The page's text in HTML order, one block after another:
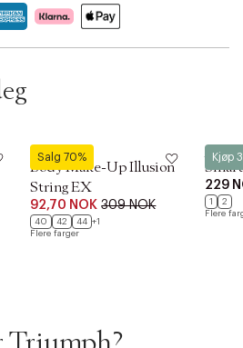
Salg 70%
Triumph
Body Make-Up Illusion
String EX
92,70 NOK 309 NOK
40 42 44 +1
Flere farger
Kjøp
229
1
2
Flere